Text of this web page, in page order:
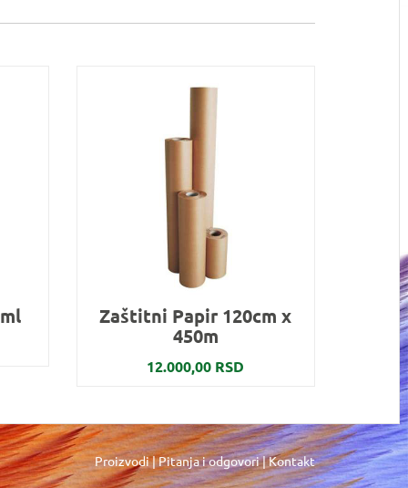
Zaštitni Papir 120cm x
450m
12.000,00 RSD
Proizvodi|Pitanja i odgovori|Kontakt